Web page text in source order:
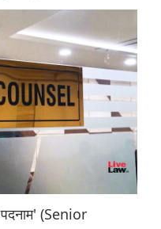
पदनाम' (Senior